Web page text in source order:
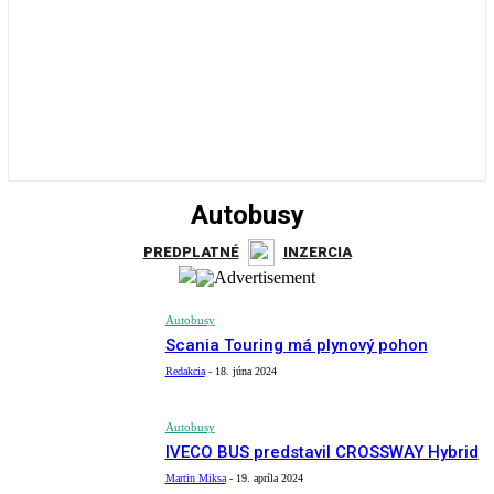
Autobusy
PREDPLATNÉ INZERCIA
Autobusy
Scania Touring má plynový pohon
Redakcia - 18. júna 2024
Autobusy
IVECO BUS predstavil CROSSWAY Hybrid
Martin Miksa - 19. apríla 2024